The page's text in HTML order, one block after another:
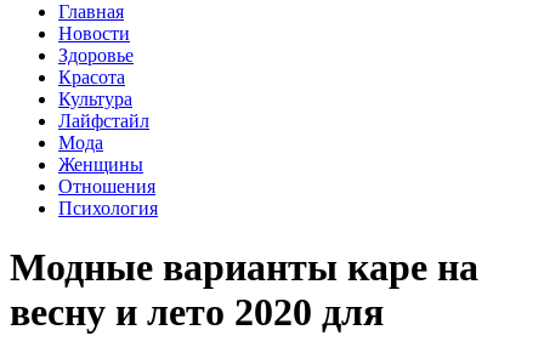
меню
Главная
Новости
Здоровье
Красота
Культура
Лайфстайл
Мода
Женщины
Отношения
Психология
Модные варианты каре на
весну и лето 2020 для